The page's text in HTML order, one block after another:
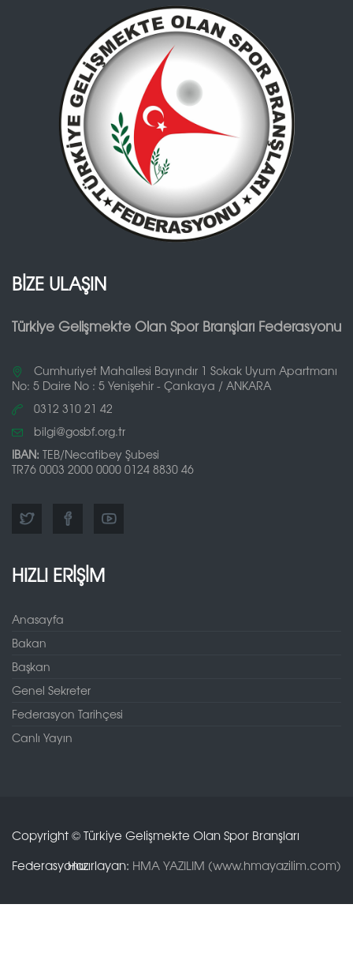
BİZE ULAŞIN
Türkiye Gelişmekte Olan Spor Branşları Federasyonu
Cumhuriyet Mahallesi Bayındır 1 Sokak Uyum Apartmanı
No: 5 Daire No : 5 Yenişehir - Çankaya / ANKARA
0312 310 21 42
bilgi@gosbf.org.tr
IBAN: TEB/Necatibey Şubesi
TR76 0003 2000 0000 0124 8830 46
HIZLI ERİŞİM
Anasayfa
Bakan
Başkan
Genel Sekreter
Federasyon Tarihçesi
Canlı Yayın
Copyright © Türkiye Gelişmekte Olan Spor Branşları
Federasyonu.Hazırlayan: HMA YAZILIM (www.hmayazilim.com)